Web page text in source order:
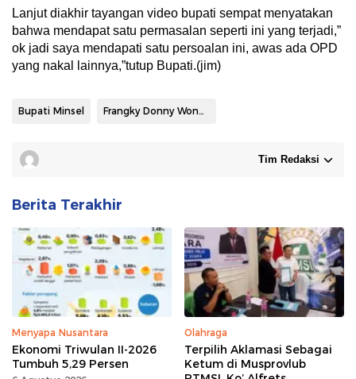
Lanjut diakhir tayangan video bupati sempat menyatakan
bahwa mendapat satu permasalan seperti ini yang terjadi,”
ok jadi saya mendapati satu persoalan ini, awas ada OPD
yang nakal lainnya,”tutup Bupati.(jim)
Bupati Minsel Frangky Donny Wongkar
Tim Redaksi
Berita Terakhir
Menyapa Nusantara
Ekonomi Triwulan II-2026
Tumbuh 5,29 Persen
Olahraga
Terpilih Aklamasi Sebagai
Ketum di Musprovlub